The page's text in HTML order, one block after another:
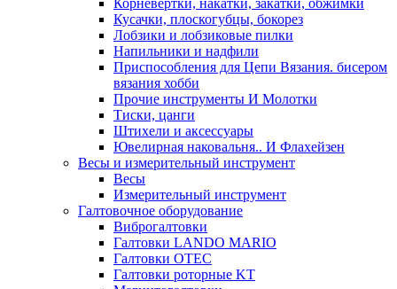
Корневертки, накатки, закатки, обжимки
Кусачки, плоскогубцы, бокорез
Лобзики и лобзиковые пилки
Напильники и надфили
Приспособления для Цепи Вязания. бисером
вязания хобби
Прочие инструменты И Молотки
Тиски, цанги
Штихели и аксессуары
Ювелирная наковальня.. И Флахейзен
Весы и измерительный инструмент
Весы
Измерительный инструмент
Галтовочное оборудование
Виброгалтовки
Галтовки LANDO MARIO
Галтовки OTEC
Галтовки роторные KT